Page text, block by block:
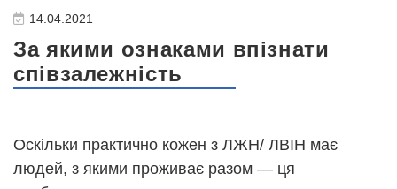
14.04.2021
За якими ознаками впізнати
співзалежність
Оскільки практично кожен з ЛЖН/ ЛВІН має
людей, з якими проживає разом — ця